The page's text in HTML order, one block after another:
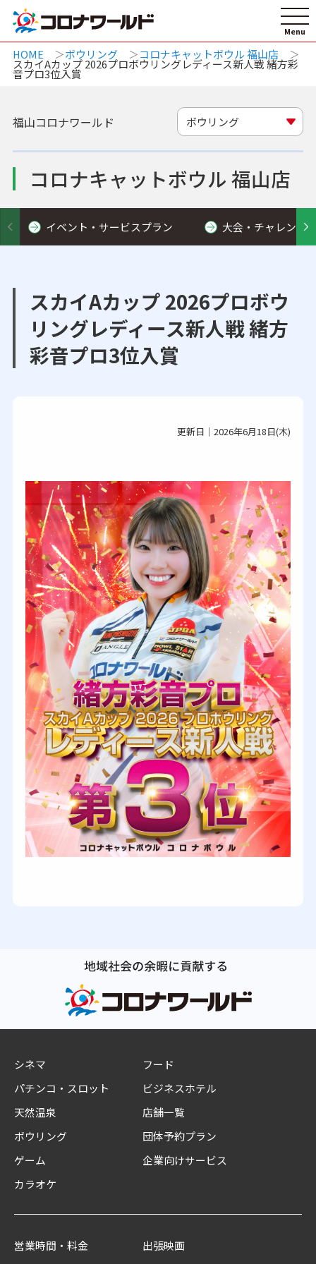
HOME ボウリング コロナキャットボウル 福山店
スカイAカップ 2026プロボウリングレディース新人戦 緒方彩
音プロ3位入賞
コロナキャットボウル 福山店
福山コロナワールド ボウリング
イベント・サービスプラン 大会・チャレンジ
スカイAカップ 2026プロボウ
リングレディース新人戦 緒方
彩音プロ3位入賞
更新日｜2026年6月18日(木)
シネマ
パチンコ・スロット
天然温泉
ボウリング
ゲーム
カラオケ
フード
ビジネスホテル
店舗一覧
団体予約プラン
企業向けサービス
営業時間・料金
出張映画